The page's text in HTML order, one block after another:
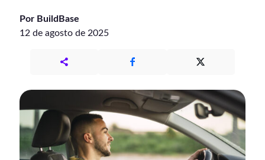
Por BuildBase
12 de agosto de 2025